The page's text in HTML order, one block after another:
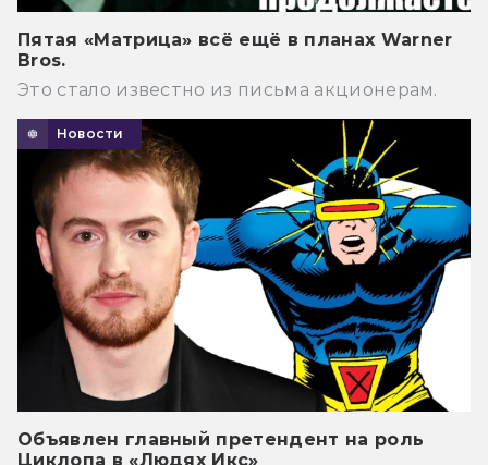
Пятая «Матрица» всё ещё в планах Warner
Bros.
Это стало известно из письма акционерам.
Новости
Объявлен главный претендент на роль
Циклопа в «Людях Икс»